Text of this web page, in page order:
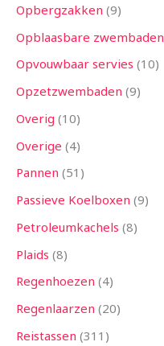
Opbergzakken 9
Opblaasbare zwembaden
Opvouwbaar servies 10
Opzetzwembaden 9
Overig 10
Overige 4
Pannen 51
Passieve Koelboxen 9
Petroleumkachels 8
Plaids 8
Regenhoezen 4
Regenlaarzen 20
Reistassen 311